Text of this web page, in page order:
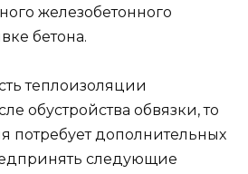
железобетонного
бетона.
теплоизоляции
обустройства обвязки, то
потребует дополнительных
следующие